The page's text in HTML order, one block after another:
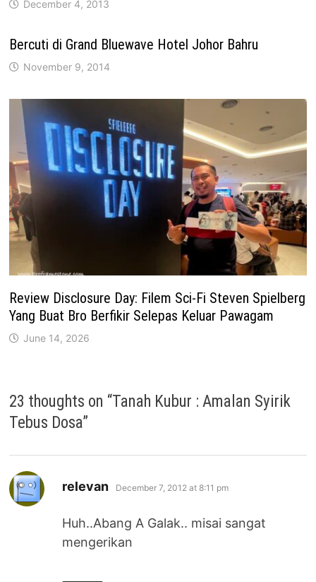
December 4, 2013
Bercuti di Grand Bluewave Hotel Johor Bahru
November 9, 2014
Review Disclosure Day: Filem Sci-Fi Steven Spielberg
Yang Buat Bro Berfikir Selepas Keluar Pawagam
June 14, 2026
23 thoughts on “Tanah Kubur : Amalan Syirik
Tebus Dosa”
relevan says:
December 7, 2012 at 8:11 pm
Huh..Abang A Galak.. misai sangat
mengerikan